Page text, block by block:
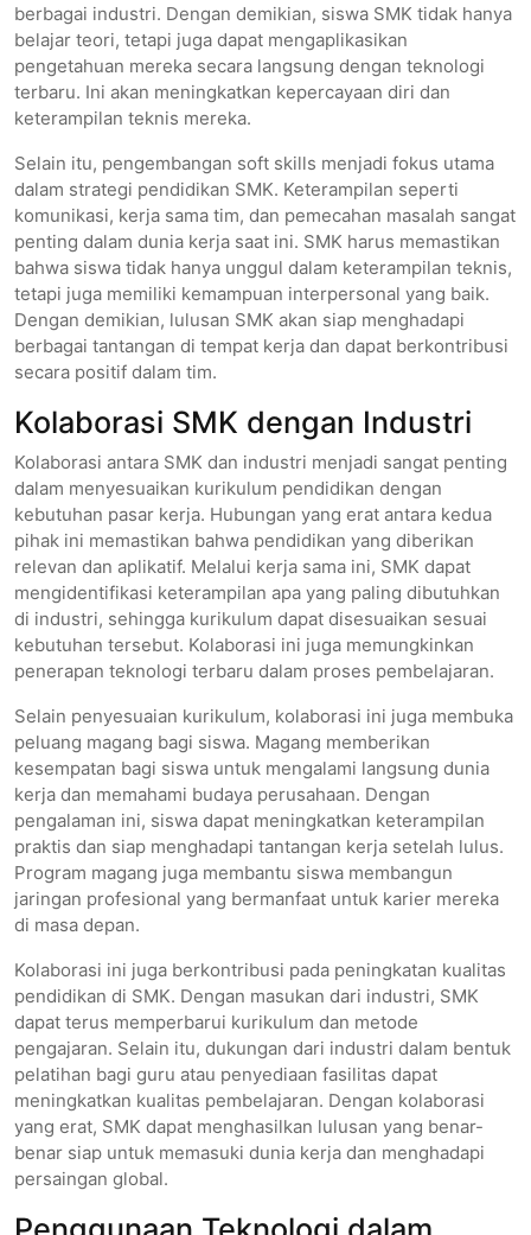
berbagai industri. Dengan demikian, siswa SMK tidak hanya
belajar teori, tetapi juga dapat mengaplikasikan
pengetahuan mereka secara langsung dengan teknologi
terbaru. Ini akan meningkatkan kepercayaan diri dan
keterampilan teknis mereka.
Selain itu, pengembangan soft skills menjadi fokus utama
dalam strategi pendidikan SMK. Keterampilan seperti
komunikasi, kerja sama tim, dan pemecahan masalah sangat
penting dalam dunia kerja saat ini. SMK harus memastikan
bahwa siswa tidak hanya unggul dalam keterampilan teknis,
tetapi juga memiliki kemampuan interpersonal yang baik.
Dengan demikian, lulusan SMK akan siap menghadapi
berbagai tantangan di tempat kerja dan dapat berkontribusi
secara positif dalam tim.
Kolaborasi SMK dengan Industri
Kolaborasi antara SMK dan industri menjadi sangat penting
dalam menyesuaikan kurikulum pendidikan dengan
kebutuhan pasar kerja. Hubungan yang erat antara kedua
pihak ini memastikan bahwa pendidikan yang diberikan
relevan dan aplikatif. Melalui kerja sama ini, SMK dapat
mengidentifikasi keterampilan apa yang paling dibutuhkan
di industri, sehingga kurikulum dapat disesuaikan sesuai
kebutuhan tersebut. Kolaborasi ini juga memungkinkan
penerapan teknologi terbaru dalam proses pembelajaran.
Selain penyesuaian kurikulum, kolaborasi ini juga membuka
peluang magang bagi siswa. Magang memberikan
kesempatan bagi siswa untuk mengalami langsung dunia
kerja dan memahami budaya perusahaan. Dengan
pengalaman ini, siswa dapat meningkatkan keterampilan
praktis dan siap menghadapi tantangan kerja setelah lulus.
Program magang juga membantu siswa membangun
jaringan profesional yang bermanfaat untuk karier mereka
di masa depan.
Kolaborasi ini juga berkontribusi pada peningkatan kualitas
pendidikan di SMK. Dengan masukan dari industri, SMK
dapat terus memperbarui kurikulum dan metode
pengajaran. Selain itu, dukungan dari industri dalam bentuk
pelatihan bagi guru atau penyediaan fasilitas dapat
meningkatkan kualitas pembelajaran. Dengan kolaborasi
yang erat, SMK dapat menghasilkan lulusan yang benar-
benar siap untuk memasuki dunia kerja dan menghadapi
persaingan global.